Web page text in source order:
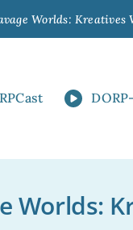
Worlds: Kreatives
Worlds: